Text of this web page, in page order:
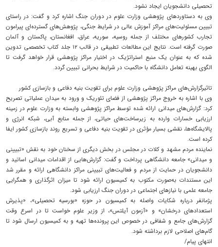
تحصیلی دانشجویان ایجاد نشود.
وی به دستاوردهای پژوهشی وزارت علوم در دوران جنگ اشاره کرد و گفت: در راستای
تبیین مسئولیت‌های مراکز آموزش عالی در شرایط جنگی، پژوهش‌های گسترده‌ای پیرامون
تجارب کشورهای مختلف از جمله روسیه، سوریه، عراق، افغانستان، پاکستان و آلمان
صورت گرفته است. نتایج این مطالعات تطبیقی در قالب ۱۲ جلد کتاب تخصصی تدوین
شده که به عنوان یک منبع استراتژیک در اختیار مراکز پژوهشی قرار خواهد گرفت تا
الگوی بهینه تعامل دانشگاه با حاکمیت در شرایط بحرانی تبیین گردد.
تاثیرگزارش‌های مراکز پژوهشی وزارت علوم برای تقویت بنیه دفاعی و بازسازی کشور
وی با اشاره به خروج مراکز پژوهشی از فضای تئوریک و ورود به میدان عملیاتی تصریح
کرد: گزارش‌های میدانی ارائه شده توسط مراکز پژوهشی وابسته به وزارت علوم در زمینه
ارزیابی خسارات وارده به زیرساخت‌های حیاتی، از جمله منابع آبی، شبکه انرژی و
پالایشگاه‌ها، نقشی بسیار مؤثری در تقویت بنیه دفاعی و تسریع روند بازسازی کشور ایفا
کرده است.
نماینده مردم مشهد و کلات در مجلس در بخش دیگری از سخنان خود به نقش «تبیینی
و میدانی» جامعه دانشگاهی پرداخت و گفت: گزارش‌هایی از اقدامات میدانی اساتید و
دانشجویان در حمایت از مردم و فعالیت‌های تبیینی مراکز دانشگاهی ارائه و مقرر شد
این مستندات به‌صورت مکتوب به کمیسیون ارائه شود تا میزان اثرگذاری و همگرایی
جامعه علمی با نیازهای اجتماعی در دوران جنگ ارزیابی شود.
پژمانفر درباره شکایات واصله به کمیسیون در حوزه «بورسیه تحصیلی»، «پذیرش
استعدادهای درخشان» و «آزمون آیلتس»، از وزیر علوم خواست تا در اسرع وقت
گزارش‌های جامع و شفافی در خصوص این پرونده‌ها تهیه و به کمیسیون ارسال شود تا
گام‌های اصلاحی لازم برداشته شود.
انتهای پیام/